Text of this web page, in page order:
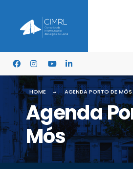
HOME AGENDA PORTO DE MÓS
Agenda
Mós